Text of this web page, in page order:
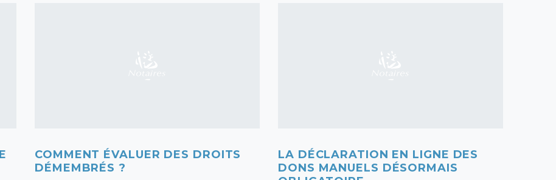
COMMENT ÉVALUER DES DROITS
DÉMEMBRÉS ?
LA DÉCLARATION EN LIGNE DES
DONS MANUELS DÉSORMAIS